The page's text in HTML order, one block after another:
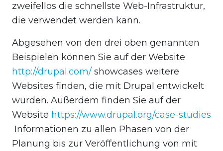
zweifellos die schnellste Web-Infrastruktur,
die verwendet werden kann.
Abgesehen von den drei oben genannten
Beispielen können Sie auf der Website
http://drupal.com/ showcases weitere
Websites finden, die mit Drupal entwickelt
wurden. Außerdem finden Sie auf der
Website https://www.drupal.org/case-studies
Informationen zu allen Phasen von der
Planung bis zur Veröffentlichung von mit